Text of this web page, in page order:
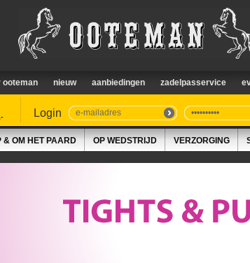
ooteman nieuw aanbiedingen zadelpasservice
Login
& OM HET PAARD OP WEDSTRIJD VERZORGING